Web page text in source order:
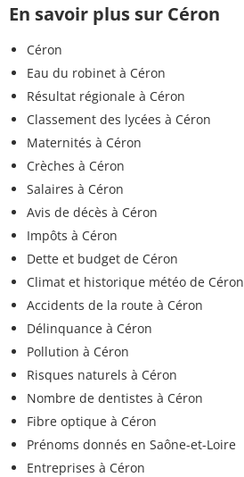
En savoir plus sur Céron
Céron
Eau du robinet à Céron
Résultat régionale à Céron
Classement des lycées à Céron
Maternités à Céron
Crèches à Céron
Salaires à Céron
Avis de décès à Céron
Impôts à Céron
Dette et budget de Céron
Climat et historique météo de Céron
Accidents de la route à Céron
Délinquance à Céron
Pollution à Céron
Risques naturels à Céron
Nombre de dentistes à Céron
Fibre optique à Céron
Prénoms donnés en Saône-et-Loire
Entreprises à Céron